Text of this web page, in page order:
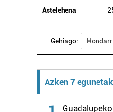
Astelehena
Gehiago:
Azken 7